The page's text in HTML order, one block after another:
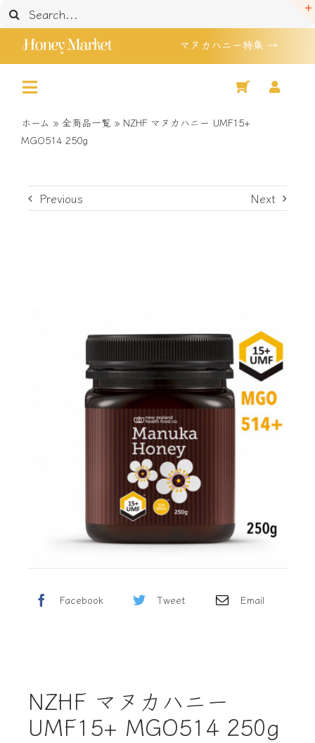
Skip
to
content
検
索
マヌカハニー特集 →
Honey Market
Toggle
Navigation
マヌカハニー 特集
セール品
買い物かご
ホーム » 全商品一覧 » NZHF マヌカハニー UMF15+
MGO514 250g
Previous Next
Facebook Tweet Email
NZHF マヌカハニー
UMF15+ MGO514 250g